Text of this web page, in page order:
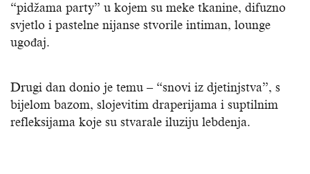
“pidžama party” u kojem su meke tkanine, difuzno
svjetlo i pastelne nijanse stvorile intiman, lounge
ugođaj.
Drugi dan donio je temu – “snovi iz djetinjstva”, s
bijelom bazom, slojevitim draperijama i suptilnim
refleksijama koje su stvarale iluziju lebdenja.